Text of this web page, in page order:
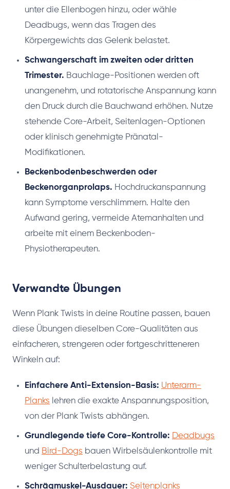
unter die Ellenbogen hinzu, oder wähle
Deadbugs, wenn das Tragen des
Körpergewichts das Gelenk belastet.
Schwangerschaft im zweiten oder dritten
Trimester. Bauchlage-Positionen werden oft
unangenehm, und rotatorische Anspannung kann
den Druck durch die Bauchwand erhöhen. Nutze
stehende Core-Arbeit, Seitenlagen-Optionen
oder klinisch genehmigte Pränatal-
Modifikationen.
Beckenbodenbeschwerden oder
Beckenorganprolaps. Hochdruckanspannung
kann Symptome verschlimmern. Halte den
Aufwand gering, vermeide Atemanhalten und
arbeite mit einem Beckenboden-
Physiotherapeuten.
Verwandte Übungen
Wenn Plank Twists in deine Routine passen, bauen
diese Übungen dieselben Core-Qualitäten aus
einfacheren, strengeren oder fortgeschritteneren
Winkeln auf:
Einfachere Anti-Extension-Basis: Unterarm-
Planks lehren die exakte Anspannungsposition,
von der Plank Twists abhängen.
Grundlegende tiefe Core-Kontrolle: Deadbugs
und Bird-Dogs bauen Wirbelsäulenkontrolle mit
weniger Schulterbelastung auf.
Schrägmuskel-Ausdauer: Seitenplanks